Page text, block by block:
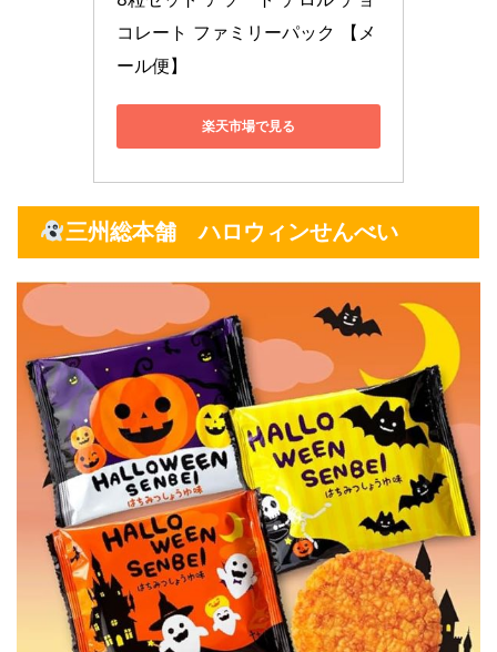
コレート ファミリーパック 【メ
ール便】
楽天市場で見る
三州総本舗 ハロウィンせんべい